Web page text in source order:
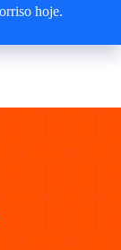
hoje.